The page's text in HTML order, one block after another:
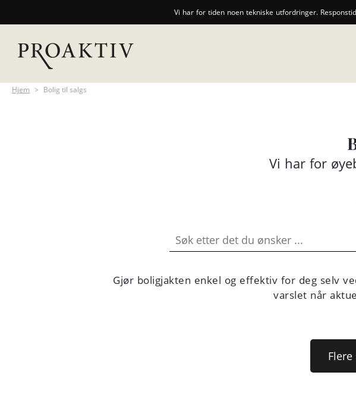
Vi har for tiden noen tekniske utfordringer.
Hjem > Bolig til salgs
Vi har for
Gjør boligjakten enkel og effektiv for deg selv
varslet når
Flere